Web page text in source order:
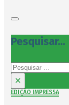
Pesquisar...
Pesquisar
×
EDIÇÃO IMPRESSA